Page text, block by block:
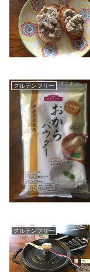
グルテンフリー
グルテンフリー